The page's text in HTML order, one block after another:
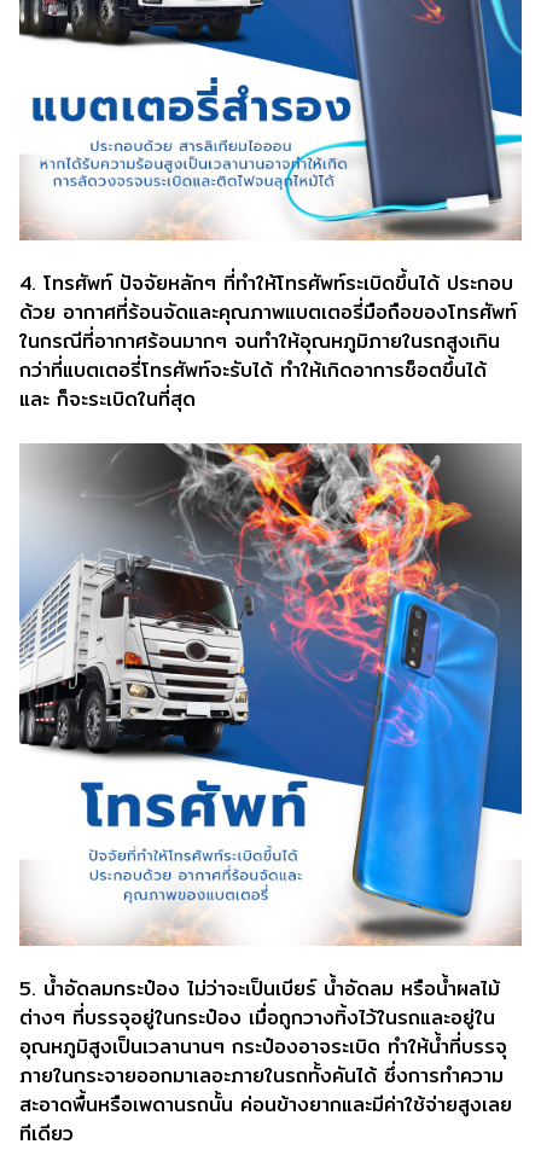
4. โทรศัพท์ ปัจจัยหลักๆ ที่ทำให้โทรศัพท์ระเบิดขึ้นได้ ประกอบ
ด้วย อากาศที่ร้อนจัดและคุณภาพแบตเตอรี่มือถือของโทรศัพท์
ในกรณีที่อากาศร้อนมากๆ จนทำให้อุณหภูมิภายในรถสูงเกิน
กว่าที่แบตเตอรี่โทรศัพท์จะรับได้ ทำให้เกิดอาการช็อตขึ้นได้
และ ก็จะระเบิดในที่สุด
5. น้ำอัดลมกระป๋อง ไม่ว่าจะเป็นเบียร์ น้ำอัดลม หรือน้ำผลไม้
ต่างๆ ที่บรรจุอยู่ในกระป๋อง เมื่อถูกวางทิ้งไว้ในรถและอยู่ใน
อุณหภูมิสูงเป็นเวลานานๆ กระป๋องอาจระเบิด ทำให้น้ำที่บรรจุ
ภายในกระจายออกมาเลอะภายในรถทั้งคันได้ ซึ่งการทำความ
สะอาดพื้นหรือเพดานรถนั้น ค่อนข้างยากและมีค่าใช้จ่ายสูงเลย
ทีเดียว